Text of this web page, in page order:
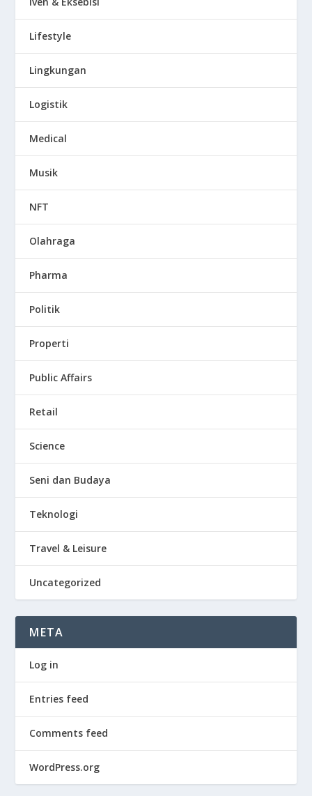
Lifestyle
Lingkungan
Logistik
Medical
Musik
NFT
Olahraga
Pharma
Politik
Properti
Public Affairs
Retail
Science
Seni dan Budaya
Teknologi
Travel & Leisure
Uncategorized
META
Log in
Entries feed
Comments feed
WordPress.org